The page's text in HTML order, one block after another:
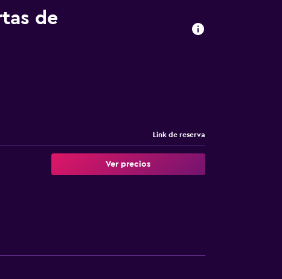
de
Link de reserva
Ver precios